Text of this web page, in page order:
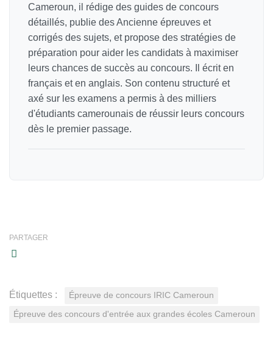
Cameroun, il rédige des guides de concours
détaillés, publie des Ancienne épreuves et
corrigés des sujets, et propose des stratégies de
préparation pour aider les candidats à maximiser
leurs chances de succès au concours. Il écrit en
français et en anglais. Son contenu structuré et
axé sur les examens a permis à des milliers
d'étudiants camerounais de réussir leurs concours
dès le premier passage.
PARTAGER
Étiquettes : Épreuve de concours IRIC Cameroun
Épreuve des concours d'entrée aux grandes écoles Cameroun